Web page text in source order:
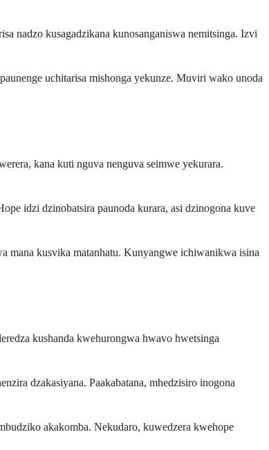
nadzo kusagadzikana kunosanganiswa nemitsinga. Izvi
uchitarisa mishonga yekunze. Muviri wako unoda
kana kuti nguva nenguva seimwe yekurara.
idzi dzinobatsira paunoda kurara, asi dzinogona kuve
mana kusvika matanhatu. Kunyangwe ichiwanikwa isina
kushanda kwehurongwa hwavo hwetsinga
dzakasiyana. Paakabatana, mhedzisiro inogona
akakomba. Nekudaro, kuwedzera kwehope